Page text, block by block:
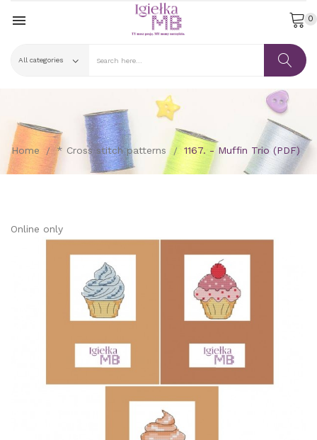
 0
Home * Cross stitch patterns 1167. - Muffin Trio (PDF)
Online only